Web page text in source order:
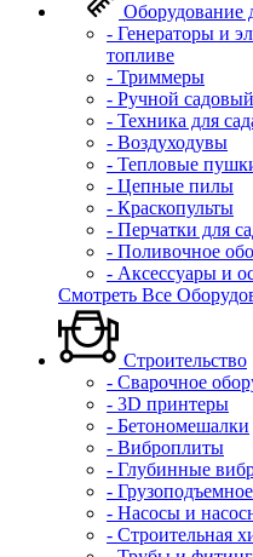
Оборудование
- Генераторы и
топливе
- Триммеры
- Ручной
- Техника для
- Воздуходувы
- Тепловые
- Цепные пилы
- Краскопульты
- Перчатки для
- Поливочное
- Аксессуары и
Смотреть Все
Строительство
- Сварочное
- 3D принтеры
- Бетономешалки
- Виброплиты
- Глубинные
-
- Насосы и
- Строительная